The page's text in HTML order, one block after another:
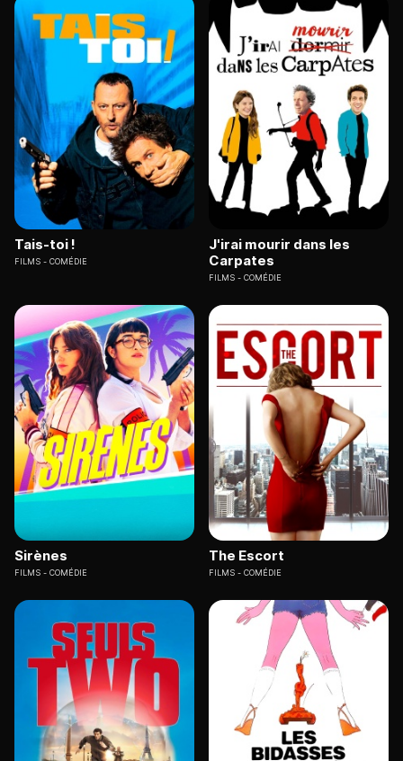
Tais-toi !
FILMS COMÉDIE
J'irai mourir dans les
Carpates
FILMS COMÉDIE
Sirènes
FILMS COMÉDIE
The Escort
FILMS COMÉDIE